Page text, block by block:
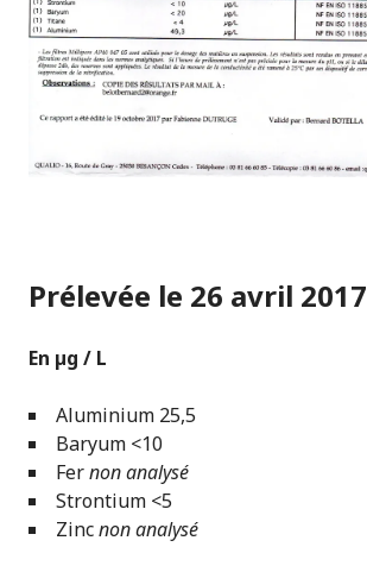
Prélevée le 26 avril 2017
En µg / L
Aluminium 25,5
Baryum <10
Fernon analysé
Strontium <5
Zincnon analysé